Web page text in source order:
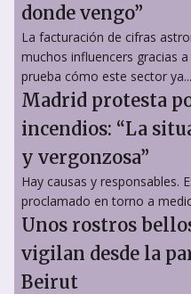
donde vengo”
La facturación de cifras
muchos influencers gracias
prueba cómo este sector ya...
Madrid protesta
incendios: “La
y vergonzosa”
Hay causas y responsables.
proclamado en torno a
Unos rostros
vigilan desde la
Beirut